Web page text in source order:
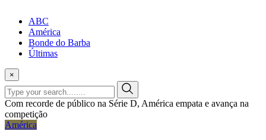
ABC
América
Bonde do Barba
Últimas
×
Com recorde de público na Série D, América empata e avança na
competição
América